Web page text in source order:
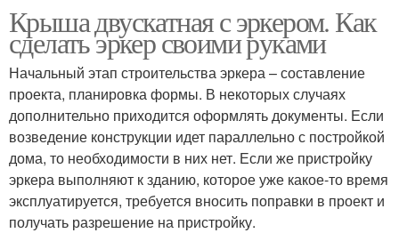
Крыша двускатная с эркером. Как
сделать эркер своими руками
Начальный этап строительства эркера – составление
проекта, планировка формы. В некоторых случаях
дополнительно приходится оформлять документы. Если
возведение конструкции идет параллельно с постройкой
дома, то необходимости в них нет. Если же пристройку
эркера выполняют к зданию, которое уже какое-то время
эксплуатируется, требуется вносить поправки в проект и
получать разрешение на пристройку.